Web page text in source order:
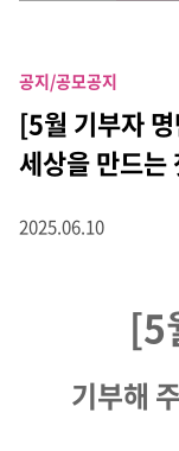
공지/공모공지
[5월 기부자
세상을 만드는
2025.06.10
[5
기부해